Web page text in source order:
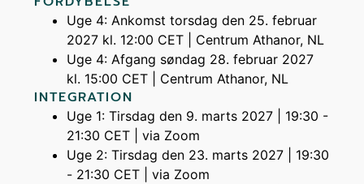
Uge 4: Ankomst torsdag den 25. februar
2027 kl. 12:00 CET | Centrum Athanor, NL
Uge 4: Afgang søndag 28. februar 2027
kl. 15:00 CET | Centrum Athanor, NL
INTEGRATION
Uge 1: Tirsdag den 9. marts 2027 | 19:30 -
21:30 CET | via Zoom
Uge 2: Tirsdag den 23. marts 2027 | 19:30
- 21:30 CET | via Zoom